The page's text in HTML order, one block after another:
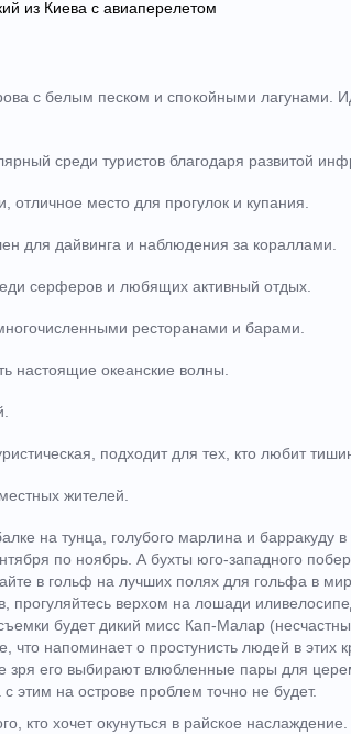
с белым песком и спокойными лагунами.
среди туристов благодаря развитой
место для прогулок и купания.
для дайвинга и наблюдения за кораллами.
серферов и любящих активный отдых.
ресторанами и барами.
настоящие океанские волны.
подходит для тех, кто любит
жителей.
на тунца, голубого марлина и барракуду в
по ноябрь. А бухты юго-западного
в гольф на лучших полях для гольфа в
прогуляйтесь верхом на лошади
будет дикий мисс Кап-Малар
что напоминает о простунисть людей в этих
зря его выбирают влюбленные пары для
этим на острове проблем точно не будет.
кто хочет окунуться в райское